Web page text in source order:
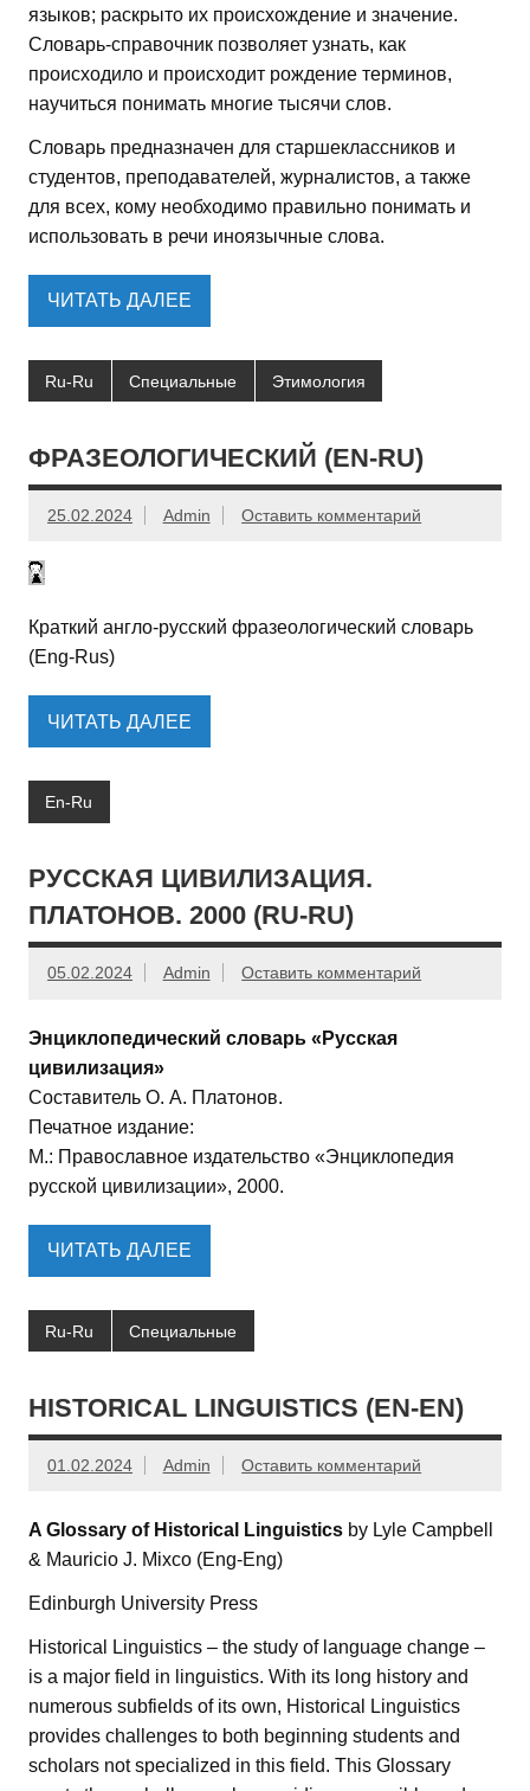
языков; раскрыто их происхождение и значение.
Словарь-справочник позволяет узнать, как
происходило и происходит рождение терминов,
научиться понимать многие тысячи слов.
Словарь предназначен для старшеклассников и
студентов, преподавателей, журналистов, а также
для всех, кому необходимо правильно понимать и
использовать в речи иноязычные слова.
ЧИТАТЬ ДАЛЕЕ
Ru-Ru Специальные Этимология
ФРАЗЕОЛОГИЧЕСКИЙ (EN-RU)
25.02.2024 Admin Оставить комментарий
Краткий англо-русский фразеологический словарь
(Eng-Rus)
ЧИТАТЬ ДАЛЕЕ
En-Ru
РУССКАЯ ЦИВИЛИЗАЦИЯ.
ПЛАТОНОВ. 2000 (RU-RU)
05.02.2024 Admin Оставить комментарий
Энциклопедический словарь «Русская
цивилизация»
Составитель О. А. Платонов.
Печатное издание:
М.: Православное издательство «Энциклопедия
русской цивилизации», 2000.
ЧИТАТЬ ДАЛЕЕ
Ru-Ru Специальные
HISTORICAL LINGUISTICS (EN-EN)
01.02.2024 Admin Оставить комментарий
A Glossary of Historical Linguistics by Lyle Campbell
& Mauricio J. Mixco (Eng-Eng)
Edinburgh University Press
Historical Linguistics – the study of language change –
is a major field in linguistics. With its long history and
numerous subfields of its own, Historical Linguistics
provides challenges to both beginning students and
scholars not specialized in this field. This Glossary